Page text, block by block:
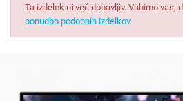
Ta izdelek ni več dobavljiv. Vabimo vas,
ponudbo podobnih izdelkov